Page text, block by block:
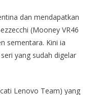
dan mendapatkan
(Mooney VR46
sementara. Kini ia
yang sudah digelar
Lenovo Team) yang